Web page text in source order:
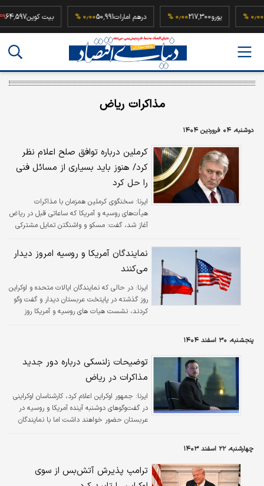
۰٫۰۰ % یورو217,300۰٫۰۰ % درهم امارات50,991۰٫۰۰ % بیت کوین
مذاکرات ریاض
دوشنبه، ۰۴ فروردین ۱۴۰۴
کرملین درباره توافق صلح اعلام نظر
کرد/ هنوز باید بسیاری از مسائل فنی
را حل کرد
ایرنا: سخنگوی کرملین همزمان با مذاکرات
هیأت‌های روسیه و آمریکا که ساعاتی قبل در ریاض
آغاز شد، گفت:‌ مسکو و واشنگتن تمایل مشترکی
باید بسیاری از مسائل فنی را حل کنند.
نمایندگان آمریکا و روسیه امروز دیدار
می‌کنند
ایرنا: در حالی که نمایندگان ایالات متحده و اوکراین
روز گذشته در پایتخت عربستان دیدار و گفت وگو
کردند، نشست هیات های روسیه و آمریکا روز
پنجشنبه، ۳۰ اسفند ۱۴۰۴
توضیحات زلنسکی درباره دور جدید
مذاکرات در ریاض
ایرنا: جمهور اوکراین اعلام کرد، کارشناسان اوکراینی
در گفت‌وگوهای دوشنبه آینده آمریکا و روسیه در
عربستان حضور خواهند داشت اما با نمایندگان
چهارشنبه، ۲۲ اسفند ۱۴۰۳
ترامپ پذیرش آتش‌بس از سوی